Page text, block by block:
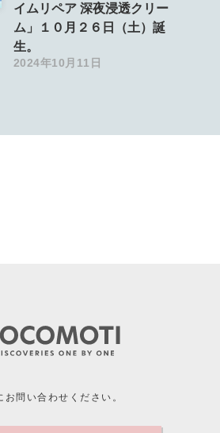
イムリペア 深夜浸透クリー
ム」１０月２６日（土）誕
生。
2024年10月11日
お問い合わせください。